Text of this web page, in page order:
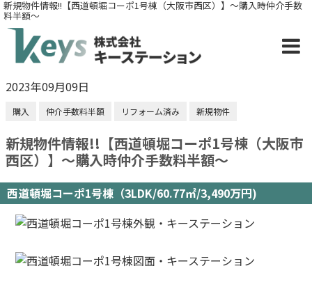
新規物件情報!!【西道頓堀コーポ1号棟（大阪市西区）】～購入時仲介手数
料半額～
2023年09月09日
購入 仲介手数料半額 リフォーム済み 新規物件
新規物件情報!!【西道頓堀コーポ1号棟（大阪市
西区）】～購入時仲介手数料半額～
西道頓堀コーポ1号棟（3LDK/60.77㎡/3,490万円)